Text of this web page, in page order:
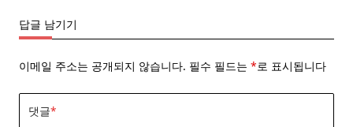
답글 남기기
이메일 주소는 공개되지 않습니다. 필수 필드는 *로 표시됩니다
댓글*